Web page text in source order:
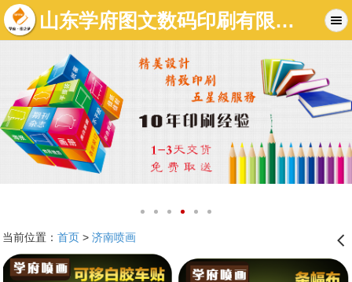
山东学府图文数码印刷有限公司-济南图文店|济南标书制作|济南数码快印-济南学府图文快印有限公司
当前位置： 首页> 济南喷画 󰊒